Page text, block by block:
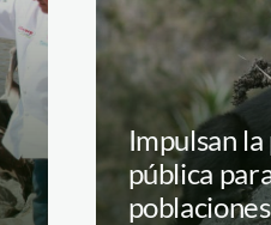
Impulsan
pública